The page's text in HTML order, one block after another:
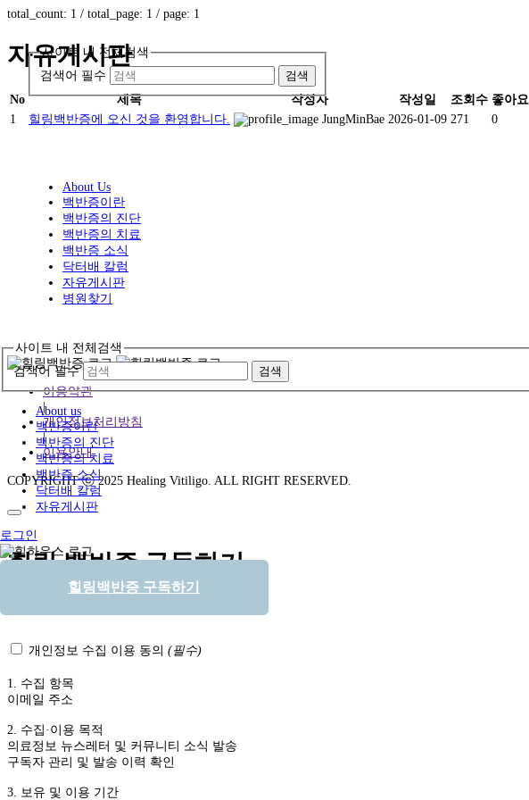
사이트 내 전체검색
검색어 필수
검색
About Us
백반증이란
백반증의 진단
백반증의 치료
백반증 소식
닥터배 칼럼
자유게시판
병원찾기
사이트 내 전체검색
검색어 필수
검색
About us
백반증이란
백반증의 진단
백반증의 치료
백반증 소식
닥터배 칼럼
자유게시판
로그인
힐링백반증 구독하기
total_count: 1 / total_page: 1 / page: 1
자유게시판
No 제목 작성자 작성일 조회수 좋아요
1
힐링백반증에 오신 것을 환영합니다. JungMinBae 2026-01-09 271 0
이용약관
|
개인정보처리방침
|
이용안내
COPYRIGHT ⓒ 2025 Healing Vitiligo. ALL RIGHT RESERVED.
힐링 백반증 구독하기
개인정보 수집 이용 동의 (필수)
1. 수집 항목
이메일 주소
2. 수집·이용 목적
의료정보 뉴스레터 및 커뮤니티 소식 발송
구독자 관리 및 발송 이력 확인
3. 보유 및 이용 기간